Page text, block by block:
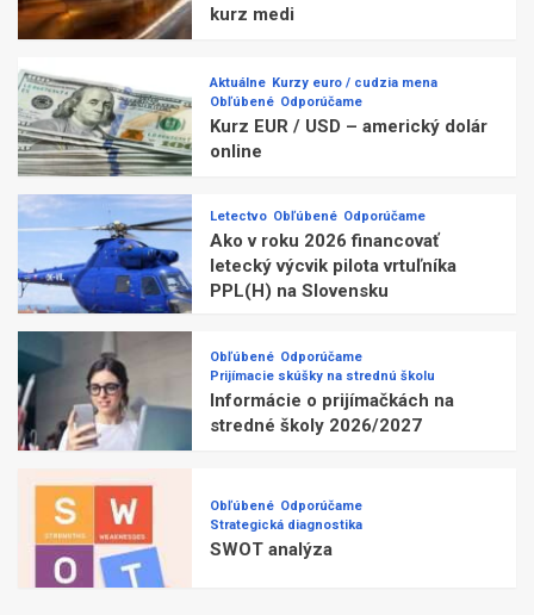
kurz medi
Aktuálne Kurzy euro / cudzia mena
Obľúbené Odporúčame
Kurz EUR / USD – americký dolár
online
Letectvo Obľúbené Odporúčame
Ako v roku 2026 financovať
letecký výcvik pilota vrtuľníka
PPL(H) na Slovensku
Obľúbené Odporúčame
Prijímacie skúšky na strednú školu
Informácie o prijímačkách na
stredné školy 2026/2027
Obľúbené Odporúčame
Strategická diagnostika
SWOT analýza